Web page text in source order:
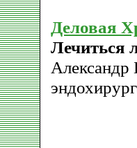
Деловая
Лечиться
Александр